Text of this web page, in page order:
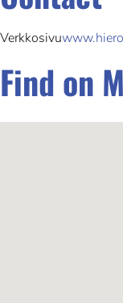
Verkkosivu
Find on